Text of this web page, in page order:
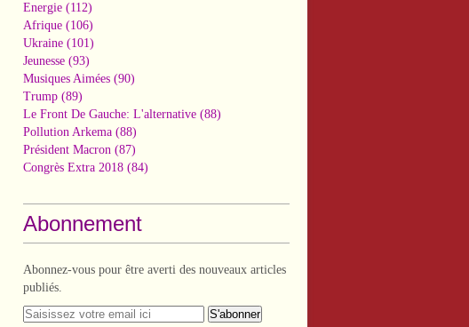
Energie (112)
Afrique (106)
Ukraine (101)
Jeunesse (93)
Musiques Aimées (90)
Trump (89)
Le Front De Gauche: L'alternative (88)
Pollution Arkema (88)
Président Macron (87)
Congrès Extra 2018 (84)
Abonnement
Abonnez-vous pour être averti des nouveaux articles
publiés.